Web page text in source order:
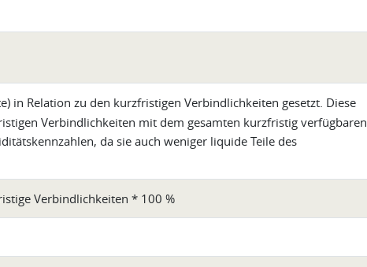
in Relation zu den kurzfristigen Verbindlichkeiten gesetzt. Diese
Verbindlichkeiten mit dem gesamten kurzfristig verfügbaren
da sie auch weniger liquide Teile des
Verbindlichkeiten * 100 %